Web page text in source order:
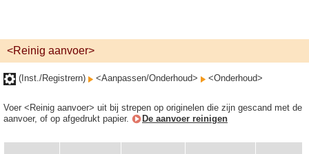
<Reinig aanvoer>
(Inst./Registrern) <Aanpassen/Onderhoud> <Onderhoud>
Voer <Reinig aanvoer> uit bij strepen op originelen die zijn gescand met de
aanvoer, of op afgedrukt papier.
De aanvoer reinigen